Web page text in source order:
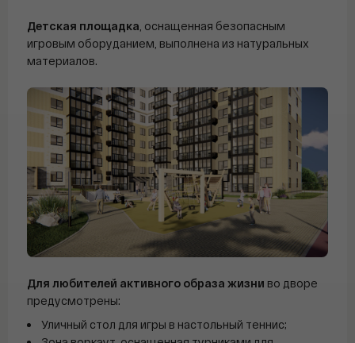
Детская площадка , оснащенная безопасным
игровым оборуданием, выполнена из натуральных
материалов.
Для любителей активного образа жизни во дворе
предусмотрены:
Уличный стол для игры в настольный теннис;